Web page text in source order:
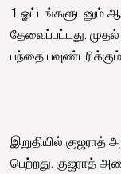
1 ஓட்டங்களுடனும்
தேவைப்பட்டது.
பந்தை
இறுதியில் குஜராத்
பெற்றது. குஜராத்